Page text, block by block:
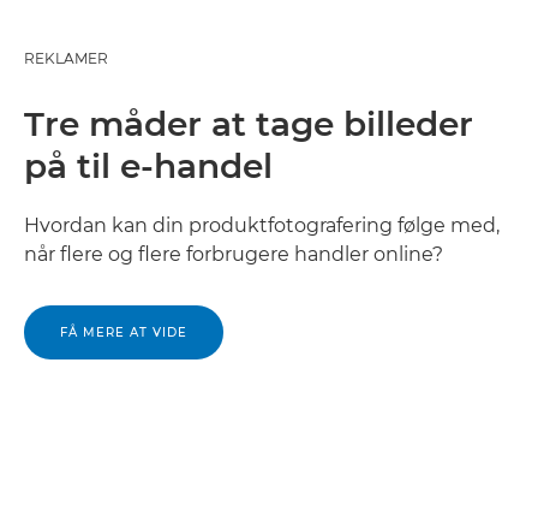
REKLAMER
Tre måder at tage billeder
på til e-handel
Hvordan kan din produktfotografering følge med,
når flere og flere forbrugere handler online?
FÅ MERE AT VIDE